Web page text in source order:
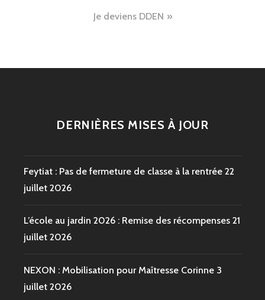
Je deviens DDEN
DERNIÈRES MISES À JOUR
Feytiat : Pas de fermeture de classe à la rentrée 22
juillet 2026
L’école au jardin 2026 : Remise des récompenses 21
juillet 2026
NEXON : Mobilisation pour Maîtresse Corinne 3
juillet 2026